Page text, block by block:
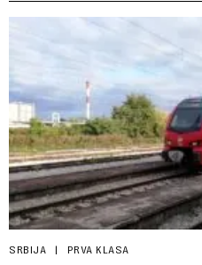
SRBIJA PRVA KLASA